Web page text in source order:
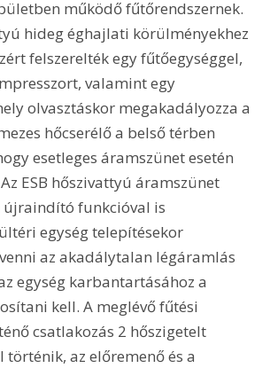
működő fűtőrendszernek.
hideg éghajlati körülményekhez
felszerelték egy fűtőegységgel,
valamint egy
olvasztáskor megakadályozza a
hőcserélő a belső térben
esetleges áramszünet esetén
ESB hőszivattyú áramszünet
funkcióval is
egység telepítésekor
az akadálytalan légáramlás
egység karbantartásához a
kell. A meglévő fűtési
csatlakozás 2 hőszigetelt
történik, az előremenő és a